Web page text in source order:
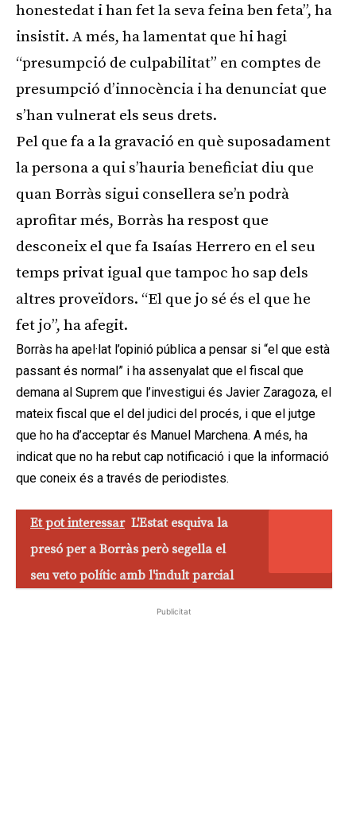
honestedat i han fet la seva feina ben feta”, ha
insistit. A més, ha lamentat que hi hagi
“presumpció de culpabilitat” en comptes de
presumpció d’innocència i ha denunciat que
s’han vulnerat els seus drets.
Pel que fa a la gravació en què suposadament
la persona a qui s’hauria beneficiat diu que
quan Borràs sigui consellera se’n podrà
aprofitar més, Borràs ha respost que
desconeix el que fa Isaías Herrero en el seu
temps privat igual que tampoc ho sap dels
altres proveïdors. “El que jo sé és el que he
fet jo”, ha afegit.
Borràs ha apel·lat l’opinió pública a pensar si “el que està
passant és normal” i ha assenyalat que el fiscal que
demana al Suprem que l’investigui és Javier Zaragoza, el
mateix fiscal que el del judici del procés, i que el jutge
que ho ha d’acceptar és Manuel Marchena. A més, ha
indicat que no ha rebut cap notificació i que la informació
que coneix és a través de periodistes.
Et pot interessar L'Estat esquiva la
presó per a Borràs però segella el
seu veto polític amb l'indult parcial
Publicitat